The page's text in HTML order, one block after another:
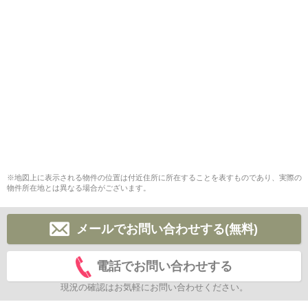
※地図上に表示される物件の位置は付近住所に所在することを表すものであり、実際の
物件所在地とは異なる場合がございます。
メールでお問い合わせする(無料)
電話でお問い合わせする
現況の確認はお気軽にお問い合わせください。